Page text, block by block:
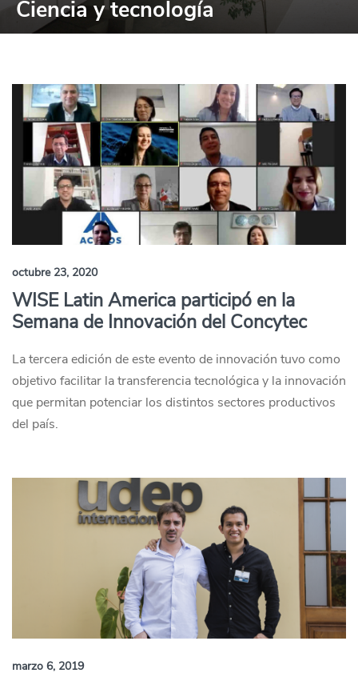
Ciencia y tecnología
octubre 23, 2020
WISE Latin America participó en la
Semana de Innovación del Concytec
La tercera edición de este evento de innovación tuvo como
objetivo facilitar la transferencia tecnológica y la innovación
que permitan potenciar los distintos sectores productivos
del país.
marzo 6, 2019